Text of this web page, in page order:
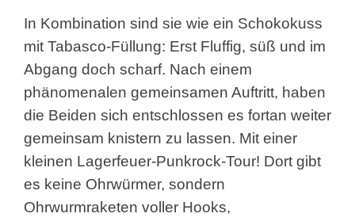
In Kombination sind sie wie ein Schokokuss
mit Tabasco-Füllung: Erst Fluffig, süß und im
Abgang doch scharf. Nach einem
phänomenalen gemeinsamen Auftritt, haben
die Beiden sich entschlossen es fortan weiter
gemeinsam knistern zu lassen. Mit einer
kleinen Lagerfeuer-Punkrock-Tour! Dort gibt
es keine Ohrwürmer, sondern
Ohrwurmraketen voller Hooks,